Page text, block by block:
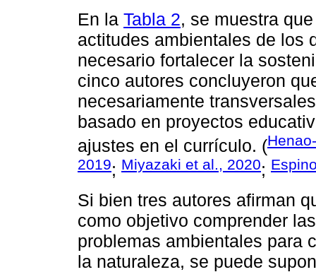
En la Tabla 2, se muestra
actitudes ambientales de los
necesario fortalecer la
cinco autores concluyeron
necesariamente
basado en proyectos
ajustes en el currículo. (
2019; Miyazaki et al., 2020;
Si bien tres autores afirman
como objetivo comprender
problemas ambientales para
la naturaleza, se puede